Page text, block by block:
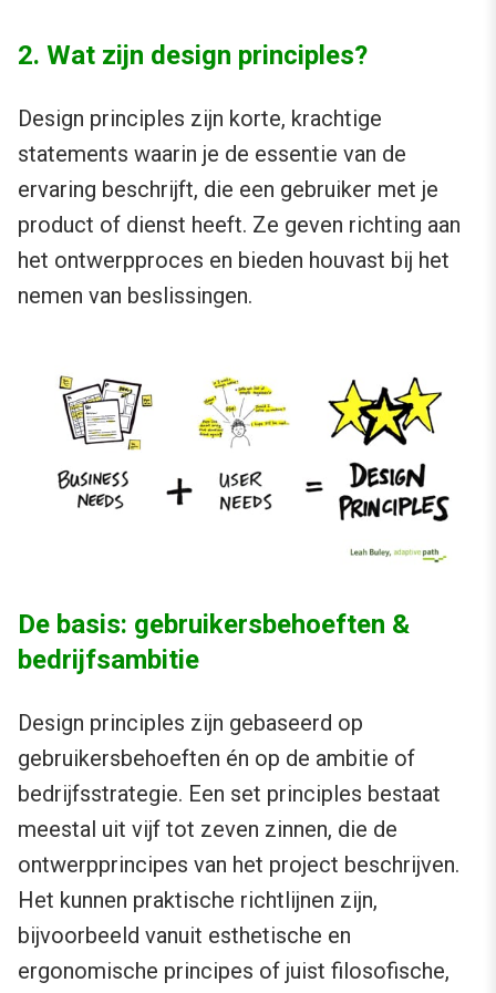
2. Wat zijn design principles?
Design principles zijn korte, krachtige
statements waarin je de essentie van de
ervaring beschrijft, die een gebruiker met je
product of dienst heeft. Ze geven richting aan
het ontwerpproces en bieden houvast bij het
nemen van beslissingen.
De basis: gebruikersbehoeften &
bedrijfsambitie
Design principles zijn gebaseerd op
gebruikersbehoeften én op de ambitie of
bedrijfsstrategie. Een set principles bestaat
meestal uit vijf tot zeven zinnen, die de
ontwerpprincipes van het project beschrijven.
Het kunnen praktische richtlijnen zijn,
bijvoorbeeld vanuit esthetische en
ergonomische principes of juist filosofische,